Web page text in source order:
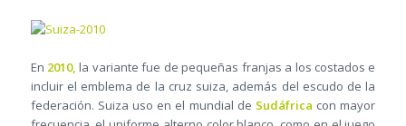
En 2010, la variante fue de pequeñas franjas a los costados e
incluir el emblema de la cruz suiza, además del escudo de la
federación. Suiza uso en el mundial de Sudáfrica con mayor